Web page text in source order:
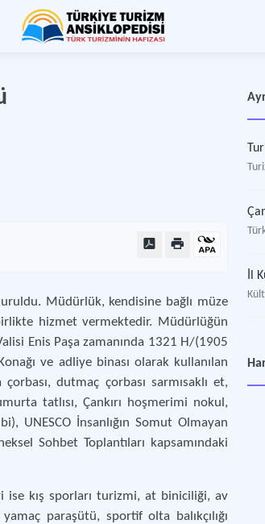
Müdürlük, kendisine bağlı müze
hizmet vermektedir. Müdürlüğün
Enis Paşa zamanında 1321 H/(1905
ve adliye binası olarak kullanılan
dutmaç çorbası sarmısaklı et,
tatlısı, Çankırı hoşmerimi nokul,
UNESCO İnsanlığın Somut Olmayan
Sohbet Toplantıları kapsamındaki
ise kış sporları turizmi, at biniciliği, av
paraşütü, sportif olta balıkçılığı
İl